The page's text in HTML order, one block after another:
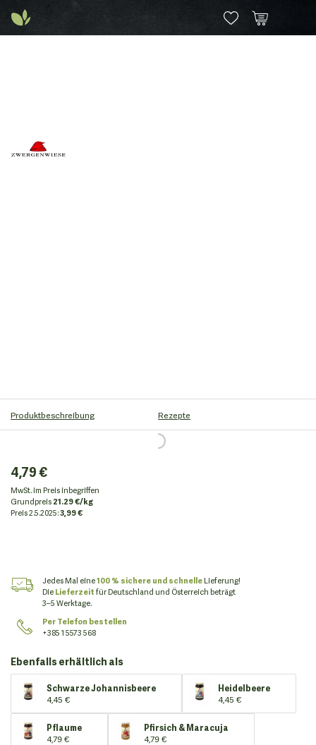
Produktbeschreibung Rezepte
4,79 €
MwSt. im Preis inbegriffen
Grundpreis21.29 €/kg
Preis2.5.2025:3,99 €
Jedes Mal eine100 % sichere und schnelleLieferung!
DieLieferzeitfür Deutschland und Österreich beträgt
3–5 Werktage.
Per Telefon bestellen
+385 1 5573 568
Ebenfalls erhältlich als
Schwarze Johannisbeere
4,45 €
Heidelbeere
4,45 €
Pflaume
4,79 €
Pfirsich & Maracuja
4,79 €